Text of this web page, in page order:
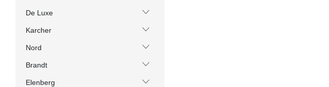
De Luxe
Karcher
Nord
Brandt
Elenberg